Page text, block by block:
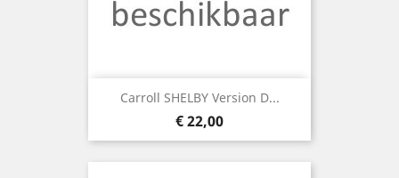
Carroll SHELBY Version D...
Prijs
€ 22,00